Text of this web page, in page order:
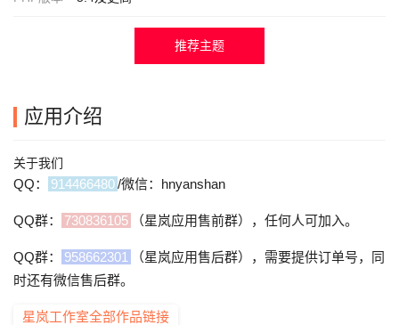
推荐主题
应用介绍
关于我们
QQ： 914466480/微信：hnyanshan
QQ群： 730836105 （星岚应用售前群），任何人可加入。
QQ群： 958662301
（星岚应用售后群），需要提供订单号，同
时还有微信售后群。
星岚工作室全部作品链接